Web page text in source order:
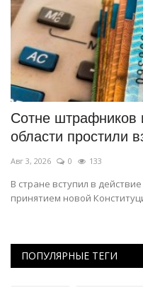
Сотне штрафников
области простили
Авг 3, 2026 0 133
В стране вступил в
принятием новой
ПОПУЛЯРНЫЕ ТЕГИ